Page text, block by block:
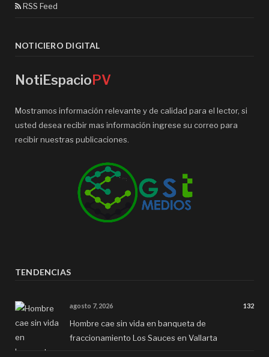
RSS Feed
NOTICIERO DIGITAL
NotiEspacioPV
Mostramos información relevante y de calidad para el lector, si
usted desea recibir mas información ingrese su correo para
recibir nuestras publicaciones.
TENDENCIAS
agosto 7, 2026 132
Hombre cae sin vida en banqueta de
fraccionamiento Los Sauces en Vallarta